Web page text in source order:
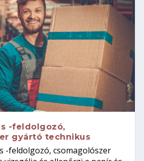
-feldolgozó,
gyártó technikus
-feldolgozó, csomagolószer